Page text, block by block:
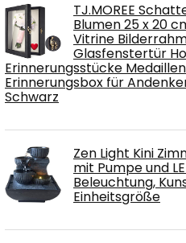
TJ.MOREE
Blumen 25 x 20
Vitrine
Glasfenstertür
Erinnerungsstücke
Erinnerungsbox für
Schwarz
Zen Light Kini
mit Pumpe und
Beleuchtung,
Einheitsgröße